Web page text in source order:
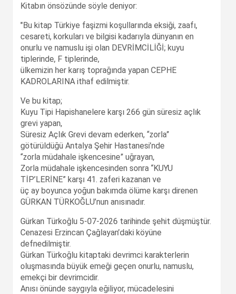
Kitabın önsözünde söyle deniyor:
"Bu kitap Türkiye faşizmi koşullarında eksiği, zaafı,
cesareti, korkuları ve bilgisi kadarıyla dünyanın en
onurlu ve namuslu işi olan DEVRİMCİLİĞİ; kuyu
tiplerinde, F tiplerinde,
ülkemizin her karış toprağında yapan CEPHE
KADROLARINA ithaf edilmiştir.
Ve bu kitap;
Kuyu Tipi Hapishanelere karşı 266 gün süresiz açlık
grevi yapan,
Süresiz Açlık Grevi devam ederken, “zorla”
götürüldüğü Antalya Şehir Hastanesi’nde
“zorla müdahale işkencesine” uğrayan,
Zorla müdahale işkencesinden sonra “KUYU
TİP’LERİNE” karşı 41. zaferi kazanan ve
üç ay boyunca yoğun bakımda ölüme karşı direnen
GÜRKAN TÜRKOĞLU’nun anısınadır.
Gürkan Türkoğlu 5-07-2026 tarihinde şehit düşmüştür.
Cenazesi Erzincan Çağlayan’daki köyüne
defnedilmiştir.
Gürkan Türkoğlu kitaptaki devrimci karakterlerin
oluşmasında büyük emeği geçen onurlu, namuslu,
emekçi bir devrimcidir.
Anısı önünde saygıyla eğiliyor, mücadelesini